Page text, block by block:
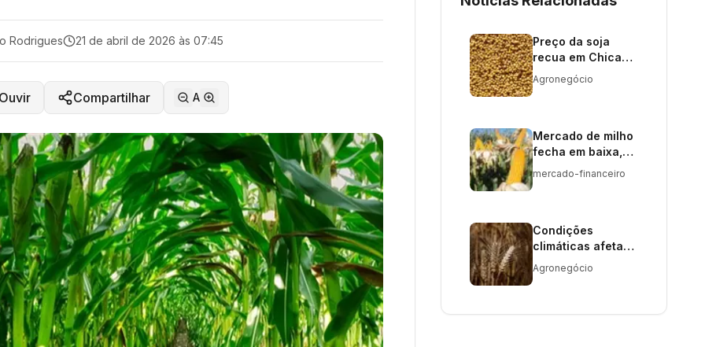
Rodrigues 21 de abril de 2026 às 07:45
Compartilhar A
Preço da soja
recua em Chicago
com vendas a
China
Agronegócio
Mercado de milho
fecha em baixa,
mas mantém
mercado-financeiro
Condições
climáticas afetam
trigo; soja se
beneficia de
Agronegócio